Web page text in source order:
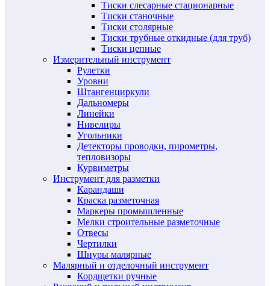
Тиски слесарные стационарные
Тиски станочные
Тиски столярные
Тиски трубные откидные (для труб)
Тиски цепные
Измерительный инструмент
Рулетки
Уровни
Штангенциркули
Дальномеры
Линейки
Нивелиры
Угольники
Детекторы проводки, пирометры,
тепловизоры
Курвиметры
Инструмент для разметки
Карандаши
Краска разметочная
Маркеры промышленные
Мелки строительные разметочные
Отвесы
Чертилки
Шнуры малярные
Малярный и отделочный инструмент
Кордщетки ручные